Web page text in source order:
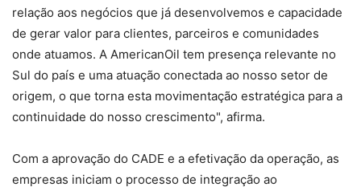
relação aos negócios que já desenvolvemos e capacidade
de gerar valor para clientes, parceiros e comunidades
onde atuamos. A AmericanOil tem presença relevante no
Sul do país e uma atuação conectada ao nosso setor de
origem, o que torna esta movimentação estratégica para a
continuidade do nosso crescimento", afirma.
Com a aprovação do CADE e a efetivação da operação, as
empresas iniciam o processo de integração ao